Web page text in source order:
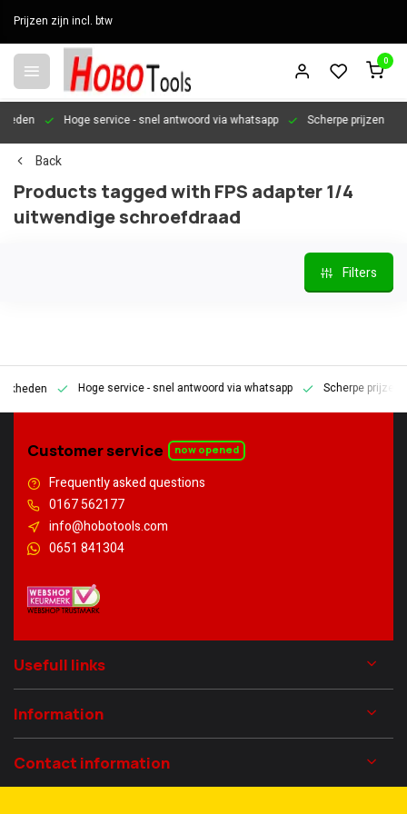
Prijzen zijn incl. btw
0
Hoge service- snel antwoord via whatsapp Scherpe prijzen
Back
Products tagged with FPS adapter 1/4
uitwendige schroefdraad
Filters
Hoge service- snel antwoord via whatsapp Scherpe prijzen
Customer service now opened
Frequently asked questions
0167 562177
info@hobotools.com
0651 841304
Usefull links
Information
Contact information